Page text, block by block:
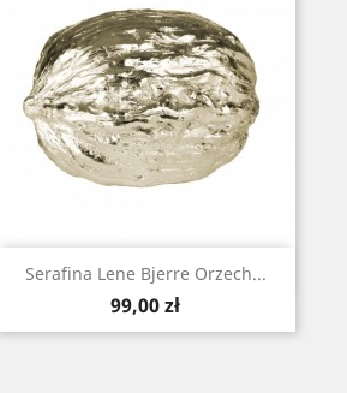
Serafina Lene Bjerre Orzech...
Cena
99,00 zł
Szybki podgląd